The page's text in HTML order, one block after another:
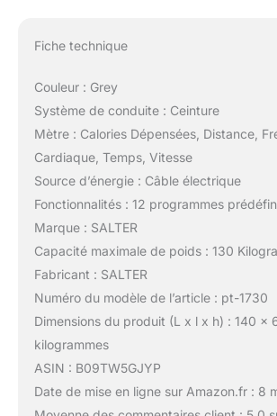
Fiche technique
Couleur : Grey
Système de conduite : Ceinture
Mètre : Calories Dépensées, Distance,
Cardiaque, Temps, Vitesse
Source d’énergie : Câble électrique
Fonctionnalités : 12 programmes
Marque : SALTER
Capacité maximale de poids : 130
Fabricant : SALTER
Numéro du modèle de l’article : pt-1730
Dimensions du produit (L x l x h) : 140 x
kilogrammes
ASIN : B09TW5GJYP
Date de mise en ligne sur Amazon.fr : 8